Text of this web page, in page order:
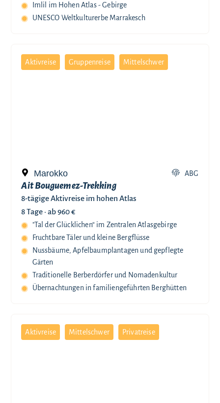
Imlil im Hohen Atlas - Gebirge
UNESCO Weltkulturerbe Marrakesch
Aktivreise Gruppenreise Mittelschwer
Marokko ABG
Ait Bouguemez-Trekking
8-tägige Aktivreise im hohen Atlas
8 Tage · ab 960 €
"Tal der Glücklichen“ im Zentralen Atlasgebirge
Fruchtbare Täler und kleine Bergflüsse
Nussbäume, Apfelbaumplantagen und gepflegte
Gärten
Traditionelle Berberdörfer und Nomadenkultur
Übernachtungen in familiengeführten Berghütten
Aktivreise Mittelschwer Privatreise